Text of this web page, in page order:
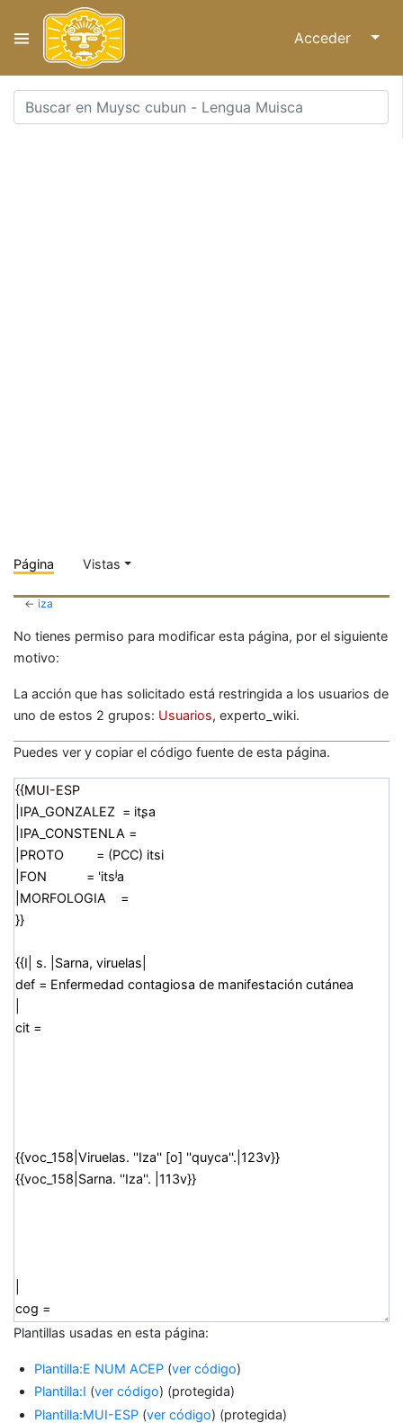
Acceder ↓
Página Vistas
←iza
No tienes permiso para modificar esta página, por el siguiente
motivo:
La acción que has solicitado está restringida a los usuarios de
uno de estos 2 grupos: Usuarios, experto_wiki.
Puedes ver y copiar el código fuente de esta página.
Plantillas usadas en esta página:
Plantilla:E NUM ACEP (ver código)
Plantilla:I (ver código) (protegida)
Plantilla:MUI-ESP (ver código) (protegida)